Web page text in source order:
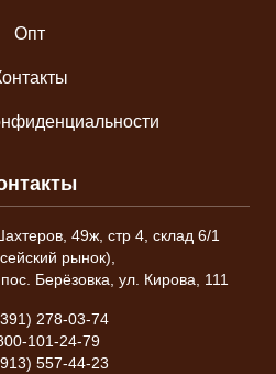
Опт
49ж, стр 4, склад 6/1
рынок),
Берёзовка, ул. Кирова, 111
278-03-74
101-24-79
557-44-23